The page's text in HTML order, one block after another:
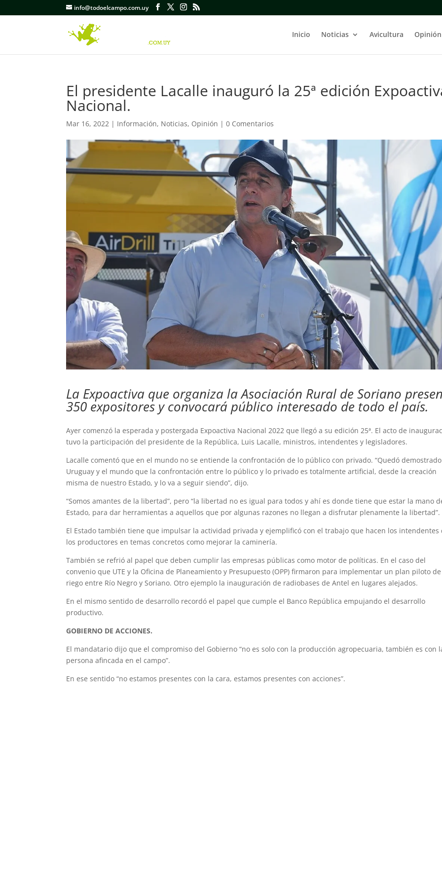
info@todoelcampo.com.uy
Inicio Noticias Avicultura Opinión
El presidente Lacalle inauguró la 25ª edición
Nacional.
Mar 16, 2022 | Información, Noticias, Opinión |0 Comentarios
La Expoactiva que organiza la Asociación Rural de Soriano
350 expositores y convocará público interesado de todo el país.
Ayer comenzó la esperada y postergada Expoactiva Nacional 2022 que llegó a su edición 25ª. El acto de
tuvo la participación del presidente de la República, Luis Lacalle, ministros, intendentes y legisladores.
Lacalle comentó que en el mundo no se entiende la confrontación de lo público con privado. “Quedó
Uruguay y el mundo que la confrontación entre lo público y lo privado es totalmente artificial, desde la creación
misma de nuestro Estado, y lo va a seguir siendo”, dijo.
“Somos amantes de la libertad”, pero “la libertad no es igual para todos y ahí es donde tiene que estar la mano
Estado, para dar herramientas a aquellos que por algunas razones no llegan a disfrutar plenamente la libertad”.
El Estado también tiene que impulsar la actividad privada y ejemplificó con el trabajo que hacen los intendentes
los productores en temas concretos como mejorar la caminería.
También se refrió al papel que deben cumplir las empresas públicas como motor de políticas. En el caso del
convenio que UTE y la Oficina de Planeamiento y Presupuesto (OPP) firmaron para implementar un plan piloto de
riego entre Río Negro y Soriano. Otro ejemplo la inauguración de radiobases de Antel en lugares alejados.
En el mismo sentido de desarrollo recordó el papel que cumple el Banco República empujando el desarrollo
productivo.
GOBIERNO DE ACCIONES.
El mandatario dijo que el compromiso del Gobierno “no es solo con la producción agropecuaria, también es con
persona afincada en el campo”.
En ese sentido “no estamos presentes con la cara, estamos presentes con acciones”.